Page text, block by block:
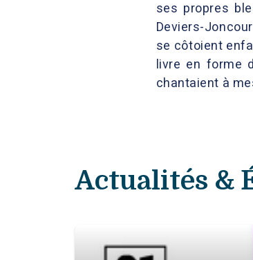
ses propres
Deviers-
se côtoient
livre en forme
chantaient à
Actualités &